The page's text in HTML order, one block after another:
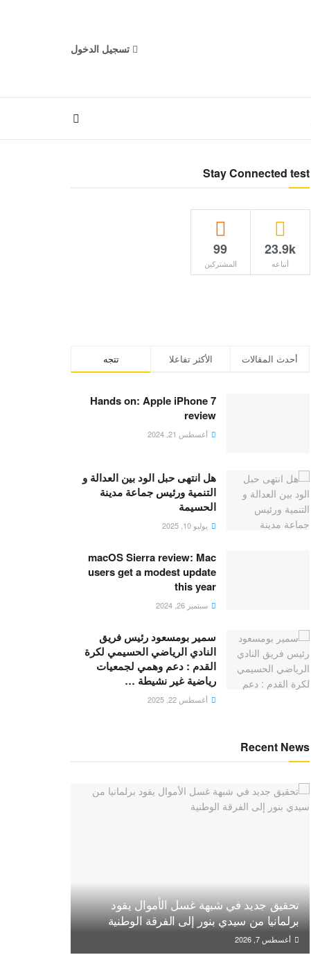
تسجيل الدخول
Stay Connected test
23.9k
أتباعه
99
المشتركين
تتجه الأكثر تفاعلا أحدث المقالات
Hands on: Apple iPhone 7
review
أغسطس 21, 2024
هل انتهى حبل الود بين العدالة و
التنمية ورئيس جماعة مدينة
الحسيمة
يوليو 10, 2025
macOS Sierra review: Mac
users get a modest update
this year
سبتمبر 26, 2024
سمير بومسعود رئيس فريق
النادي الرياضي الحسيمي لكرة
القدم : دعم وهمي لجمعيات
رياضية غير نشيطة …
أغسطس 22, 2025
Recent News
تحقيق جديد في شبهة غسل الأموال يقود
برلمانيا من سيدي بنور إلى الفرقة الوطنية
أغسطس 7, 2026